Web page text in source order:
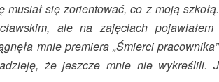
musiał się zorientować, co z moją
ale na zajęciach
mnie premiera „Śmierci
że jeszcze mnie nie wykreślili.